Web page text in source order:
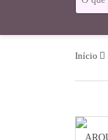
Início